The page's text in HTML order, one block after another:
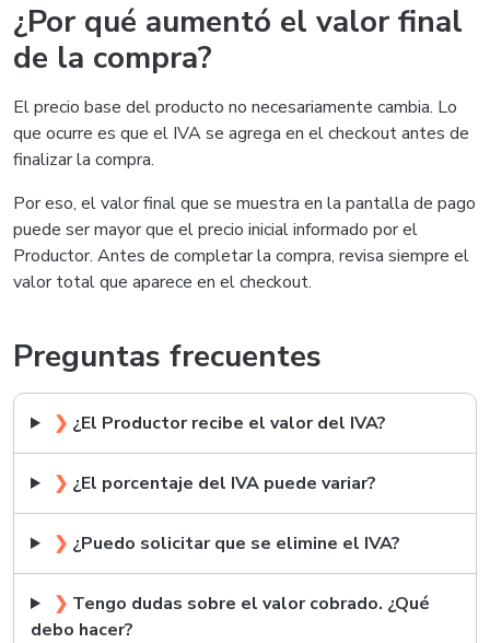
¿Por qué aumentó el valor final
de la compra?
El precio base del producto no necesariamente cambia. Lo
que ocurre es que el IVA se agrega en el checkout antes de
finalizar la compra.
Por eso, el valor final que se muestra en la pantalla de pago
puede ser mayor que el precio inicial informado por el
Productor. Antes de completar la compra, revisa siempre el
valor total que aparece en el checkout.
Preguntas frecuentes
❯ ¿El Productor recibe el valor del IVA?
❯ ¿El porcentaje del IVA puede variar?
❯ ¿Puedo solicitar que se elimine el IVA?
❯ Tengo dudas sobre el valor cobrado. ¿Qué
debo hacer?